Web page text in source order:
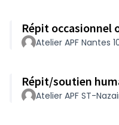
Répit occasionnel
Atelier APF Nantes
Répit/soutien
Atelier APF ST-